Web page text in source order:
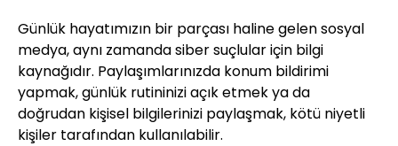
Günlük hayatımızın bir parçası haline gelen sosyal
medya, aynı zamanda siber suçlular için bilgi
kaynağıdır. Paylaşımlarınızda konum bildirimi
yapmak, günlük rutininizi açık etmek ya da
doğrudan kişisel bilgilerinizi paylaşmak, kötü niyetli
kişiler tarafından kullanılabilir.